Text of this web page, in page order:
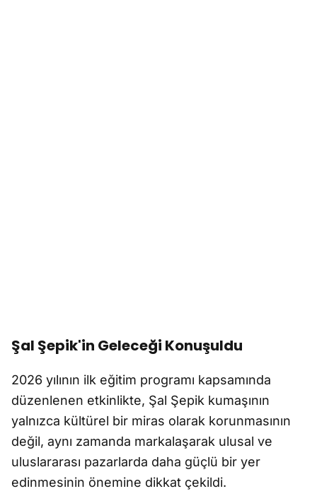
Şal Şepik'in Geleceği Konuşuldu
2026 yılının ilk eğitim programı kapsamında
düzenlenen etkinlikte, Şal Şepik kumaşının
yalnızca kültürel bir miras olarak korunmasının
değil, aynı zamanda markalaşarak ulusal ve
uluslararası pazarlarda daha güçlü bir yer
edinmesinin önemine dikkat çekildi.